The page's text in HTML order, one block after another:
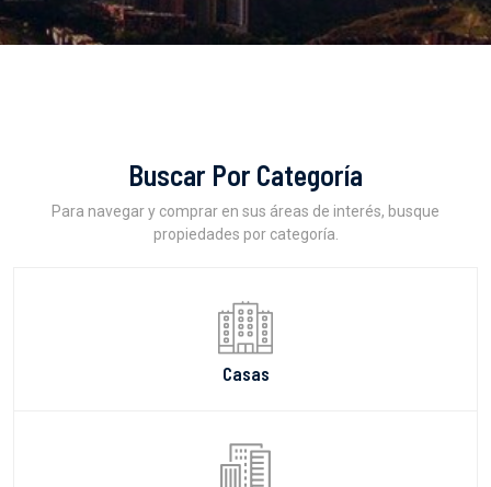
Buscar Por Categoría
Para navegar y comprar en sus áreas de interés, busque
propiedades por categoría.
Casas